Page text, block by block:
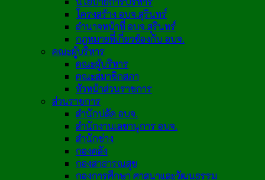
โครงสร้าง อบจ.สุรินทร์
อำนาจหน้าที่ อบจ.สุรินทร์
กฎหมายที่เกี่ยวข้องกับ อบจ.
คณะผู้บริหาร
คณะผู้บริหาร
คณะสมาชิกสภา
หัวหน้าส่วนราชการ
ส่วนราชการ
สำนักปลัด อบจ.
สำนักงานเลขานุการ อบจ.
สำนักช่าง
กองคลัง
กองสาธารณสุข
กองการศึกษา ศาสนาและวัฒนธรรม